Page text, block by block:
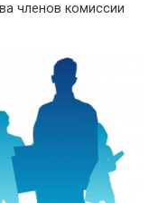
членов комиссии